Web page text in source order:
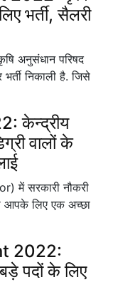
भर्ती, सैलरी
अनुसंधान परिषद
निकाली है. जिसे
केन्द्रीय
वालों के
में सरकारी नौकरी
आपके लिए एक अच्छा
2022:
पदों के लिए